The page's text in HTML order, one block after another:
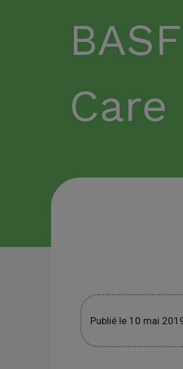
Publié le 10 mai